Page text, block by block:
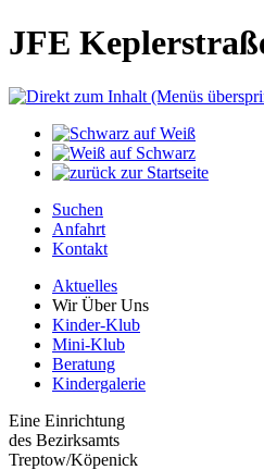
JFE
Suchen
Anfahrt
Kontakt
Aktuelles
Wir Über Uns
Kinder-Klub
Mini-Klub
Beratung
Kindergalerie
Eine Einrichtung
des Bezirksamts
Treptow/Köpenick